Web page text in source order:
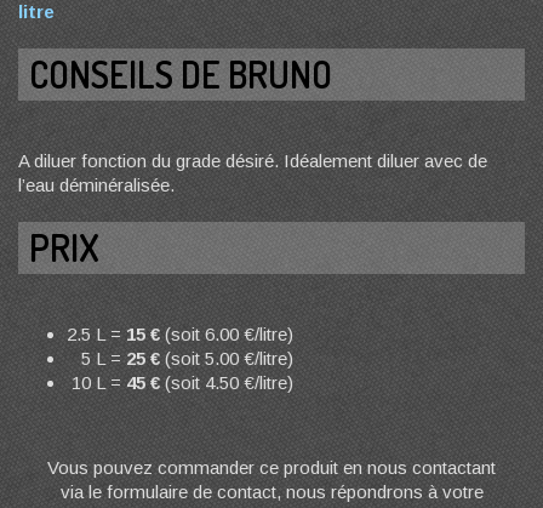
litre
CONSEILS DE BRUNO
A diluer fonction du grade désiré. Idéalement diluer avec de
l’eau déminéralisée.
PRIX
2.5 L = 15 € (soit 6.00 €/litre)
5 L =25 € (soit 5.00 €/litre)
10 L = 45 €(soit 4.50 €/litre)
Vous pouvez commander ce produit en nous contactant
via le formulaire de contact, nous répondrons à votre